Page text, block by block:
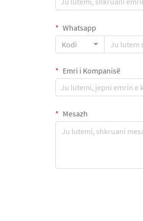
Whatsapp
Kodi
Emri i Kompanisë
Mesazh